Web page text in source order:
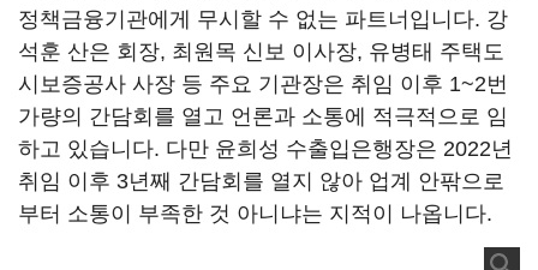
정책금융기관에게 무시할 수 없는 파트너입니다. 강
석훈 산은 회장, 최원목 신보 이사장, 유병태 주택도
시보증공사 사장 등 주요 기관장은 취임 이후 1~2번
가량의 간담회를 열고 언론과 소통에 적극적으로 임
하고 있습니다. 다만 윤희성 수출입은행장은 2022년
취임 이후 3년째 간담회를 열지 않아 업계 안팎으로
부터 소통이 부족한 것 아니냐는 지적이 나옵니다.